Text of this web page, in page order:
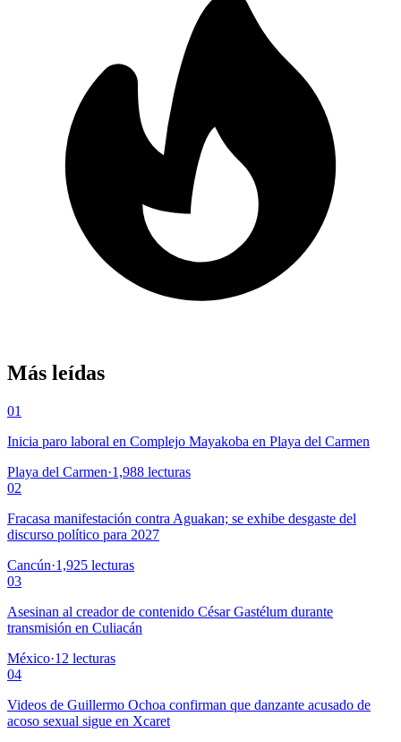
Más leídas
01
Inicia paro laboral en Complejo Mayakoba en Playa del Carmen
Playa del Carmen·1,988 lecturas
02
Fracasa manifestación contra Aguakan; se exhibe desgaste del
discurso político para 2027
Cancún·1,925 lecturas
03
Asesinan al creador de contenido César Gastélum durante
transmisión en Culiacán
México·12 lecturas
04
Videos de Guillermo Ochoa confirman que danzante acusado de
acoso sexual sigue en Xcaret